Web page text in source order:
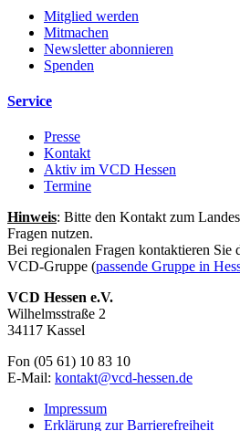
Mitglied werden
Mitmachen
Newsletter abonnieren
Spenden
Service
Presse
Kontakt
Aktiv im VCD Hessen
Termine
Hinweis: Bitte den Kontakt zum
Fragen nutzen.
Bei regionalen Fragen kontaktieren Sie
VCD-Gruppe (passende Gruppe in
VCD Hessen e.V.
Wilhelmsstraße 2
34117 Kassel
Fon (05 61) 10 83 10
E-Mail: kontakt@vcd-hessen.de
Impressum
Erklärung zur Barrierefreiheit